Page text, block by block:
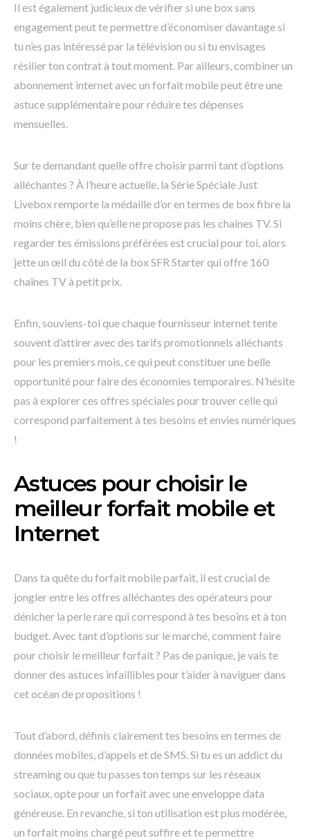
Il est également judicieux de vérifier si une box sans
engagement peut te permettre d’économiser davantage si
tu n’es pas intéressé par la télévision ou si tu envisages
résilier ton contrat à tout moment. Par ailleurs, combiner un
abonnement internet avec un forfait mobile peut être une
astuce supplémentaire pour réduire tes dépenses
mensuelles.
Sur te demandant quelle offre choisir parmi tant d’options
alléchantes ? À l’heure actuelle, la Série Spéciale Just
Livebox remporte la médaille d’or en termes de box fibre la
moins chère, bien qu’elle ne propose pas les chaînes TV. Si
regarder tes émissions préférées est crucial pour toi, alors
jette un œil du côté de la box SFR Starter qui offre 160
chaînes TV à petit prix.
Enfin, souviens-toi que chaque fournisseur internet tente
souvent d’attirer avec des tarifs promotionnels alléchants
pour les premiers mois, ce qui peut constituer une belle
opportunité pour faire des économies temporaires. N’hésite
pas à explorer ces offres spéciales pour trouver celle qui
correspond parfaitement à tes besoins et envies numériques
!
Astuces pour choisir le
meilleur forfait mobile et
Internet
Dans ta quête du forfait mobile parfait, il est crucial de
jongler entre les offres alléchantes des opérateurs pour
dénicher la perle rare qui correspond à tes besoins et à ton
budget. Avec tant d’options sur le marché, comment faire
pour choisir le meilleur forfait ? Pas de panique, je vais te
donner des astuces infaillibles pour t’aider à naviguer dans
cet océan de propositions !
Tout d’abord, définis clairement tes besoins en termes de
données mobiles, d’appels et de SMS. Si tu es un addict du
streaming ou que tu passes ton temps sur les réseaux
sociaux, opte pour un forfait avec une enveloppe data
généreuse. En revanche, si ton utilisation est plus modérée,
un forfait moins chargé peut suffire et te permettre